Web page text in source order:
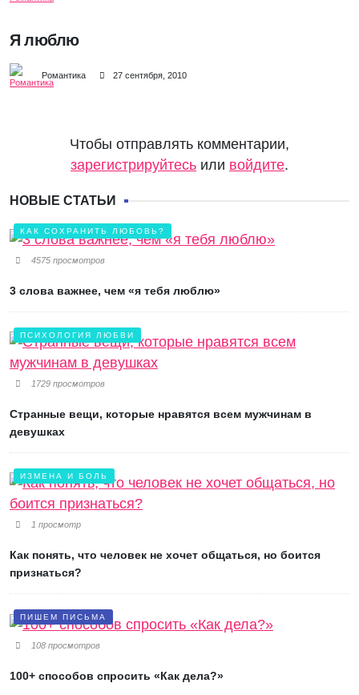
Я люблю
Романтика 27 сентября, 2010
Чтобы отправлять комментарии,
зарегистрируйтесь или войдите.
НОВЫЕ СТАТЬИ
КАК СОХРАНИТЬ ЛЮБОВЬ?
4575 просмотров
3 слова важнее, чем «я тебя люблю»
ПСИХОЛОГИЯ ЛЮБВИ
1729 просмотров
Странные вещи, которые нравятся всем мужчинам в
девушках
ИЗМЕНА И БОЛЬ
1 просмотр
Как понять, что человек не хочет общаться, но боится
признаться?
ПИШЕМ ПИСЬМА
108 просмотров
100+ способов спросить «Как дела?»